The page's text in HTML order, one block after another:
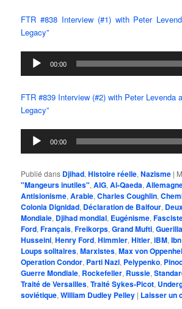
FTR #838 Interview (#1) with Peter
Legacy”
Lecteur
audio
00:00
FTR #839 Interview (#2) with Peter Levenda
Legacy”
Lecteur
audio
00:00
Publié dans Djihad,Histoire réelle,Nazisme |
"Mangeurs inutiles",AIG,Al-Qaeda,
Antisionisme,Arabie,Charles Coughlin,
Colonia Dignidad, Déclaration de Balfour,
Mondiale, Djihad mondial, Eugénisme,
Ford,Français,Freikorps,Grand Mufti,Guerilla
Husseini,Henry Ford,Himmler,Hitler,IBM,
Loups solitaires,Marxistes,Max von
Operation Condor, Parti Nazi, Pelypenko,
Guerre Mondiale, Rockefeller, Russie,
Traité de Versailles,Traité Sykes-Picot,
soviétique,William Dudley Pelley | Laisser un